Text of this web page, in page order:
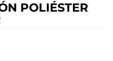
POLIÉSTER